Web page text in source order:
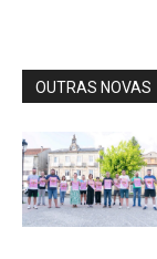
OUTRAS NOVAS